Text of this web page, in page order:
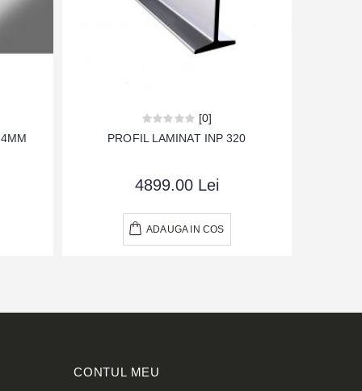
[0]
PROFIL LAMINAT INP 320
4899.00 Lei
ADAUGA IN COS
CONTUL MEU